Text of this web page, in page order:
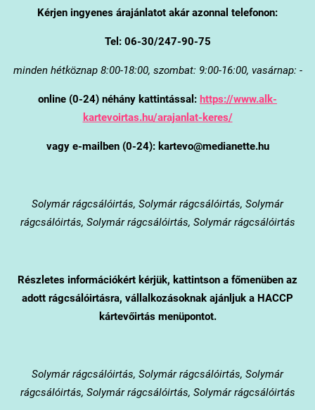
Kérjen ingyenes árajánlatot akár azonnal telefonon:
Tel: 06-30/247-90-75
minden hétköznap 8:00-18:00, szombat: 9:00-16:00, vasárnap: -
online (0-24) néhány kattintással: https://www.alk-
kartevoirtas.hu/arajanlat-keres/
vagy e-mailben (0-24): kartevo@medianette.hu
Solymárrágcsálóirtás, Solymár rágcsálóirtás, Solymár
rágcsálóirtás, Solymár rágcsálóirtás, Solymár rágcsálóirtás
Részletes információkért kérjük, kattintson a főmenüben az
adott rágcsálóirtásra, vállalkozásoknak ajánljuk a HACCP
kártevőirtás menüpontot.
Solymárrágcsálóirtás, Solymár rágcsálóirtás, Solymár
rágcsálóirtás, Solymár rágcsálóirtás, Solymár rágcsálóirtás